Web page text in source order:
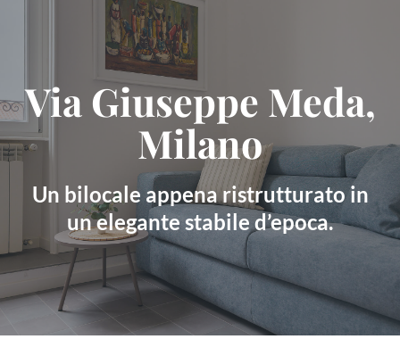
Via Giuseppe Meda,
Milano
Un bilocale appena ristrutturato in
un elegante stabile d’epoca.